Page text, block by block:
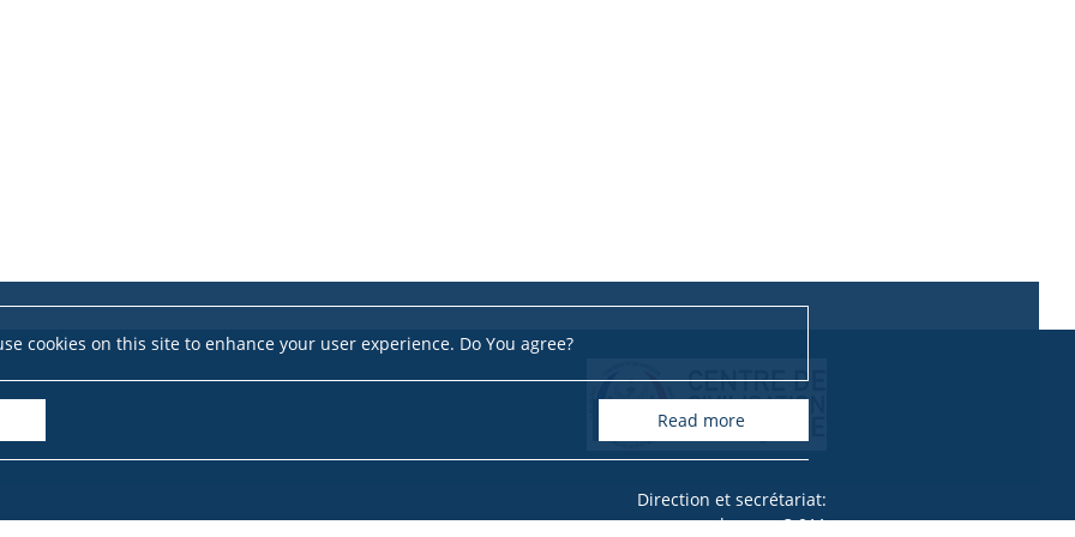
cookies on this site to enhance your user experience. Do You agree?
read more
Direction et secrétariat:
bureau 3.011